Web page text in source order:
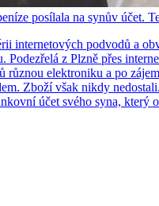
posílala na synův účet.
internetových podvodů a
Podezřelá z Plzně přes
různou elektroniku a po
Zboží však nikdy
účet svého syna, který